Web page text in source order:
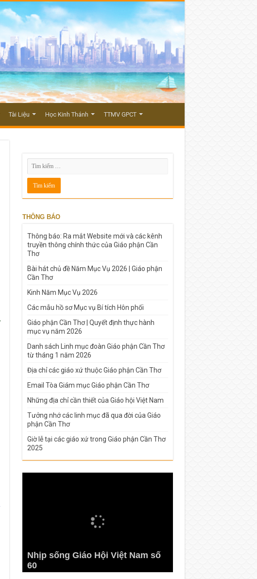
Tài Liệu Học Kinh Thánh TTMV GPCT
THÔNG BÁO
Thông báo: Ra mắt Website mới và các kênh
truyền thông chính thức của Giáo phận Cần
Thơ
Bài hát chủ đề Năm Mục Vụ 2026 | Giáo phận
Cần Thơ
Kinh Năm Mục Vụ 2026
Các mẫu hồ sơ Mục vụ Bí tích Hôn phối
Giáo phận Cần Thơ | Quyết định thực hành
mục vụ năm 2026
Danh sách Linh mục đoàn Giáo phận Cần Thơ
từ tháng 1 năm 2026
Địa chỉ các giáo xứ thuộc Giáo phận Cần Thơ
Email Tòa Giám mục Giáo phận Cần Thơ
Những địa chỉ cần thiết của Giáo hội Việt Nam
Tưởng nhớ các linh mục đã qua đời của Giáo
phận Cần Thơ
Giờ lễ tại các giáo xứ trong Giáo phận Cần Thơ
2025
Nhịp sống Giáo Hội Việt Nam số
60